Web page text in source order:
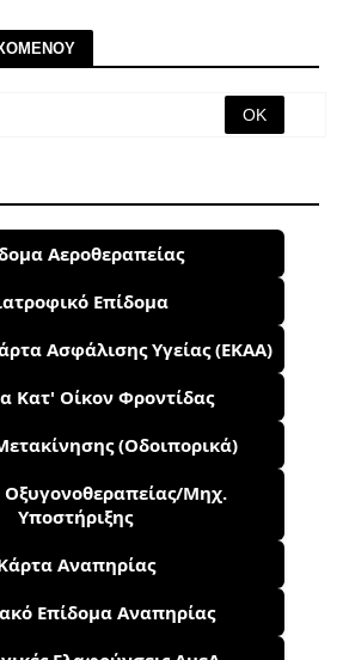
Αεροθεραπείας
Επίδομα
Ασφάλισης Υγείας (ΕΚΑΑ)
Κατ' Οίκον Φροντίδας
(Οδοιπορικά)
Οξυγονοθεραπείας/Μηχ.
Υποστήριξης
Αναπηρίας
Επίδομα Αναπηρίας